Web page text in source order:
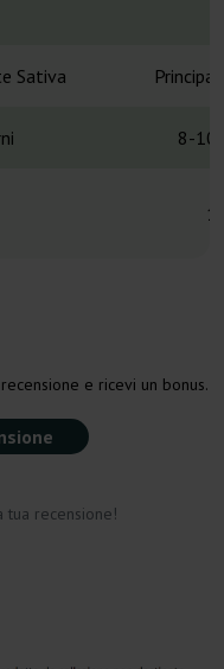
Sativa
8-10
e ricevi un bonus.
recensione!